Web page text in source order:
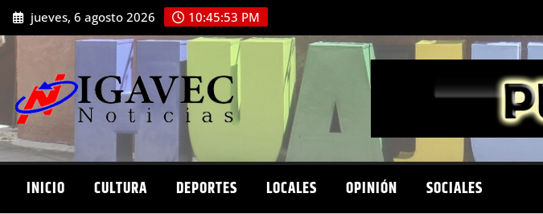
Saltar
al
contenido
jueves, 6 agosto 2026 10:45:54 PM
INICIO CULTURA DEPORTES LOCALES OPINIÓN SOCIALES